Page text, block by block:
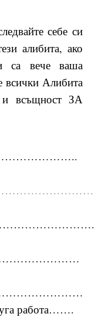
себе си
алибита, ако
са вече ваша
всички Алибита
всъщност ЗА
работа…….